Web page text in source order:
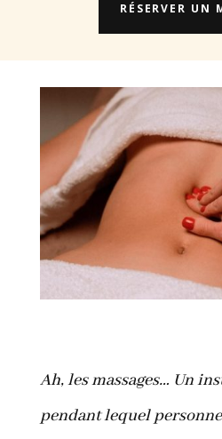
RÉSERVER UN
Ah, les massages… Un
pendant lequel